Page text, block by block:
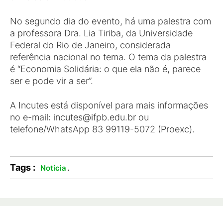
No segundo dia do evento, há uma palestra com
a professora Dra. Lia Tiriba, da Universidade
Federal do Rio de Janeiro, considerada
referência nacional no tema. O tema da palestra
é “Economia Solidária: o que ela não é, parece
ser e pode vir a ser”.
A Incutes está disponível para mais informações
no e-mail: incutes@ifpb.edu.br ou
telefone/WhatsApp 83 99119-5072 (Proexc).
Tags : Notícia .